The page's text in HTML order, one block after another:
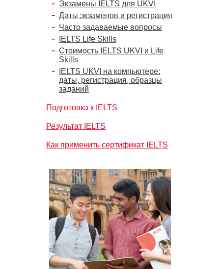
Экзамены IELTS для UKVI
Даты экзаменов и регистрация
Часто задаваемые вопросы
IELTS Life Skills
Стоимость IELTS UKVI и Life
Skills
IELTS UKVI на компьютере:
даты, регистрация, образцы
заданий
Подготовка к IELTS
Результат IELTS
Как применить сертификат IELTS